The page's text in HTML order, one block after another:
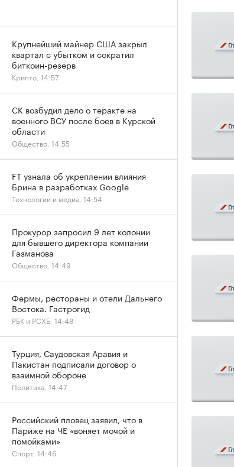
Крупнейший майнер США закрыл
квартал с убытком и сократил
биткоин-резерв
Крипто, 14:57
СК возбудил дело о теракте на
военного ВСУ после боев в Курской
области
Общество, 14:55
FT узнала об укреплении влияния
Брина в разработках Google
Технологии и медиа, 14:54
Прокурор запросил 9 лет колонии
для бывшего директора компании
Газманова
Общество, 14:49
Фермы, рестораны и отели Дальнего
Востока. Гастрогид
РБК и РСХБ, 14:48
Турция, Саудовская Аравия и
Пакистан подписали договор о
взаимной обороне
Политика, 14:47
Российский пловец заявил, что в
Париже на ЧЕ «воняет мочой и
помойками»
Спорт, 14:46